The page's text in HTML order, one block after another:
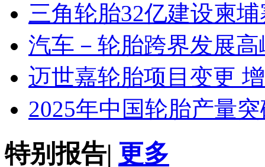
三角轮胎32亿建设柬
汽车－轮胎跨界发展
迈世嘉轮胎项目变更
2025年中国轮胎产量
特别报告| 更多